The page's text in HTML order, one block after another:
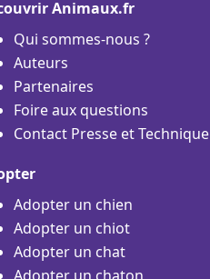
Animaux.fr
Qui sommes-nous ?
Auteurs
Partenaires
Foire aux questions
Contact Presse et Technique
Adopter un chien
Adopter un chiot
Adopter un chat
Adopter un chaton